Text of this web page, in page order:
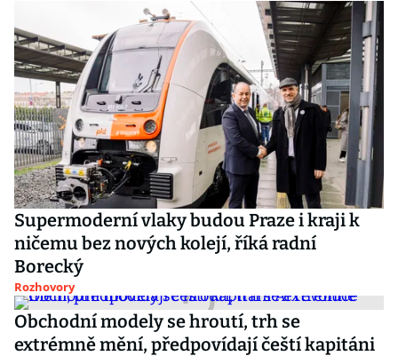
Supermoderní vlaky budou Praze i kraji k
ničemu bez nových kolejí, říká radní
Borecký
Rozhovory
Obchodní modely se hroutí, trh se
extrémně mění, předpovídají čeští kapitáni